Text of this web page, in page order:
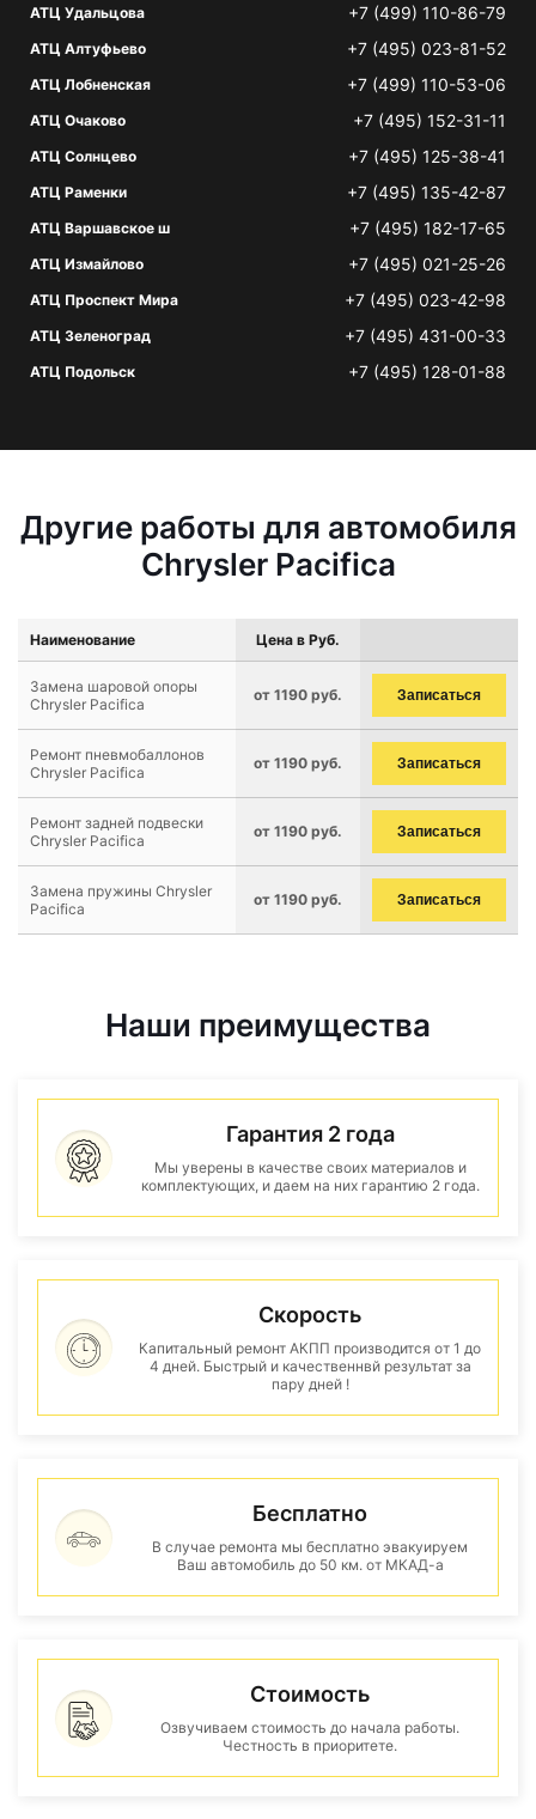
АТЦ Удальцова +7 (499) 110-86-79
АТЦ Алтуфьево +7 (495) 023-81-52
АТЦ Лобненская +7 (499) 110-53-06
АТЦ Очаково +7 (495) 152-31-11
АТЦ Солнцево +7 (495) 125-38-41
АТЦ Раменки +7 (495) 135-42-87
АТЦ Варшавское ш +7 (495) 182-17-65
АТЦ Измайлово +7 (495) 021-25-26
АТЦ Проспект Мира +7 (495) 023-42-98
АТЦ Зеленоград +7 (495) 431-00-33
АТЦ Подольск +7 (495) 128-01-88
Другие работы для автомобиля
Chrysler Pacifica
Наименование Цена в Руб.
Замена шаровой опоры
Chrysler Pacifica
от 1190 руб. Записаться
Ремонт пневмобаллонов
Chrysler Pacifica
от 1190 руб. Записаться
Ремонт задней подвески
Chrysler Pacifica
от 1190 руб. Записаться
Замена пружины Chrysler
Pacifica
от 1190 руб. Записаться
Наши преимущества
Гарантия 2 года
Мы уверены в качестве своих материалов и
комплектующих, и даем на них гарантию 2 года.
Скорость
Капитальный ремонт АКПП производится от 1 до
4 дней. Быстрый и качественнвй результат за
пару дней !
Бесплатно
В случае ремонта мы бесплатно эвакуируем
Ваш автомобиль до 50 км. от МКАД-а
Стоимость
Озвучиваем стоимость до начала работы.
Честность в приоритете.